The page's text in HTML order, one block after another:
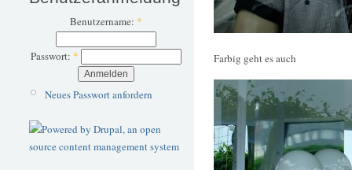
Benutzername: *
Passwort: *
Neues Passwort anfordern
Farbig geht es auch